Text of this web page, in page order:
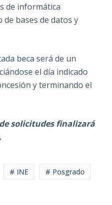
de informática
de bases de datos y
beca será de un
el día indicado
y terminando el
solicitudes finalizará
# INE # Posgrado